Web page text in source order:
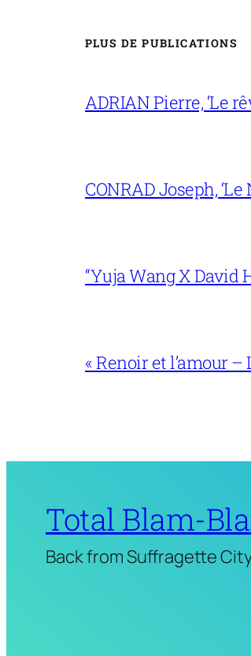
PLUS DE PUBLICATIONS
ADRIAN Pierre, ‘Le
CONRAD Joseph,
“Yuja Wang X
« Renoir et l’amour –
Total Blam-
Back from Suffragette